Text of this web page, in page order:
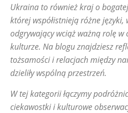
Ukraina to również kraj o
której współistnieją różne języki,
odgrywający wciąż ważną rolę
kulturze. Na blogu znajdziesz
tożsamości i relacjach między
dzieliły wspólną przestrzeń.
W tej kategorii łączymy
ciekawostki i kulturowe